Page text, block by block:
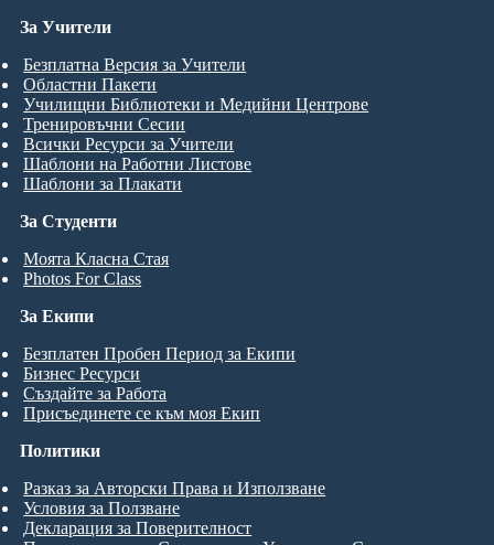
За Студенти
Моята Класна Стая
Photos For Class
За Учители
Безплатна Версия за Учители
Областни Пакети
Училищни Библиотеки и Медийни Центрове
Тренировъчни Сесии
Всички Ресурси за Учители
Шаблони на Работни Листове
Шаблони за Плакати
За Екипи
Безплатен Пробен Период за Екипи
Бизнес Ресурси
Създайте за Работа
Присъединете се към моя Екип
Политики
Разказ за Авторски Права и Използване
Условия за Ползване
Декларация за Поверителност